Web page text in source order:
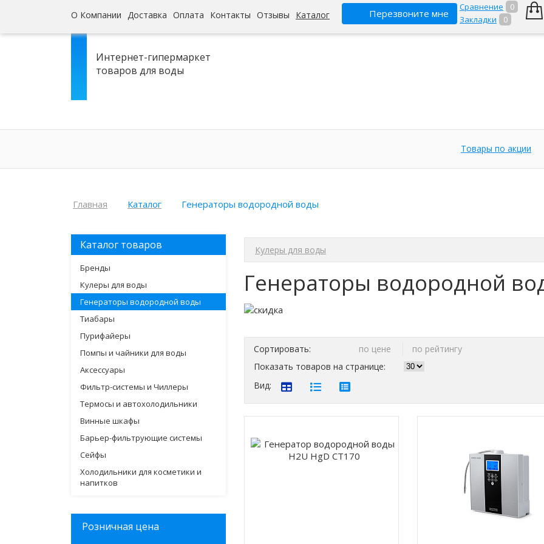
О Компании Доставка Оплата Контакты Отзывы Каталог Перезвоните мне
Сравнение
0
Закладки
0
Интернет-гипермаркет
товаров для воды
Товары по акции
Главная Каталог Генераторы водородной воды
Каталог товаров
Бренды
Кулеры для воды
Генераторы водородной воды
Тиабары
Пурифайеры
Помпы и чайники для воды
Аксессуары
Фильтр-системы и Чиллеры
Термосы и автохолодильники
Винные шкафы
Барьер-фильтрующие системы
Сейфы
Холодильники для косметики и
напитков
Розничная цена
Кулеры для воды
Генераторы водородной
Сортировать: по цене
по рейтингу
Показать товаров на странице:
Вид: